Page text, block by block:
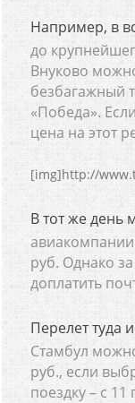
Например, в
до
Внуково
безбагажный
«Победа».
цена на этот
В тот же день
руб. Однако
доплатить
Перелет туда
Стамбул
руб., если
поездку – с